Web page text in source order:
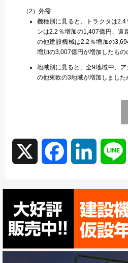
（2）外需
機種別に見ると、トラクタは
ンは2.2％増加の1,407億円、道
の他建設機械は2.2％増加の
増加の3,007億円が増加したもの
地域別に見ると、全9地域中、
の他東欧の3地域が増加しました
b
n
k
e